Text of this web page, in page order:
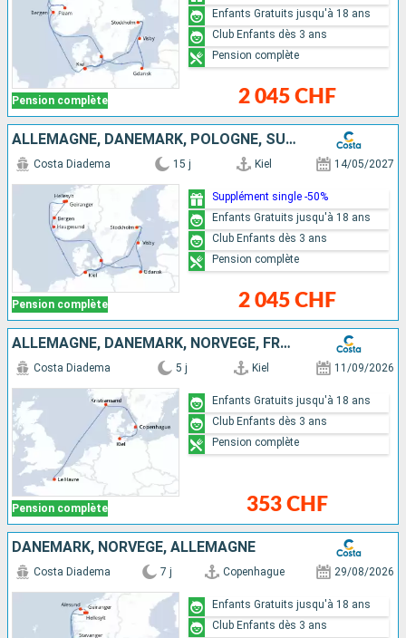
Pension complète 2 045 CHF
Enfants Gratuits jusqu'à 18 ans
Club Enfants dès 3 ans
Pension complète
ALLEMAGNE, DANEMARK, POLOGNE, SUÈDE, NORVÈGE
Pension complète
Costa Diadema 15 j Kiel 14/05/2027
2 045 CHF
Supplément single -50%
Enfants Gratuits jusqu'à 18 ans
Club Enfants dès 3 ans
Pension complète
ALLEMAGNE, DANEMARK, NORVÈGE, FRANCE
Pension complète
Costa Diadema 5 j Kiel 11/09/2026
353 CHF
Enfants Gratuits jusqu'à 18 ans
Club Enfants dès 3 ans
Pension complète
DANEMARK, NORVÈGE, ALLEMAGNE
Costa Diadema 7 j Copenhague 29/08/2026
Enfants Gratuits jusqu'à 18 ans
Club Enfants dès 3 ans